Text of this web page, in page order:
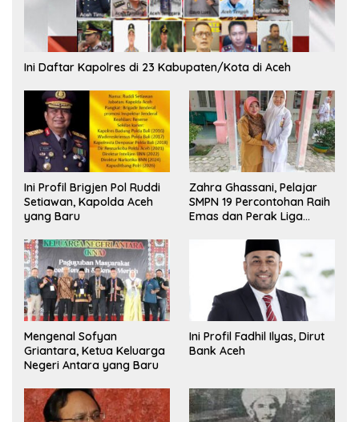
Ini Daftar Kapolres di 23 Kabupaten/Kota di Aceh
Ini Profil Brigjen Pol Ruddi
Setiawan, Kapolda Aceh
yang Baru
Zahra Ghassani, Pelajar
SMPN 19 Percontohan Raih
Emas dan Perak Liga
Mengenal Sofyan
Griantara, Ketua Keluarga
Negeri Antara yang Baru
Ini Profil Fadhil Ilyas, Dirut
Bank Aceh